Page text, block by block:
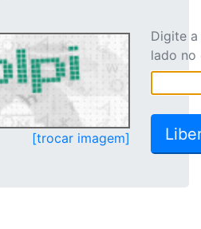
[trocar imagem]
Digite
lado no